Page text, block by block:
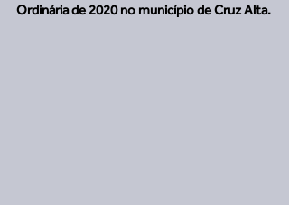
Ordinária de 2020 no município de Cruz Alta.